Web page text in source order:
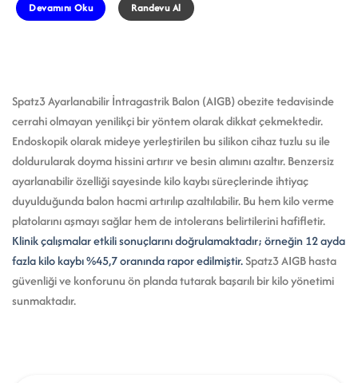
Devamını Oku Randevu Al
Spatz3 Ayarlanabilir İntragastrik Balon (AIGB) obezite tedavisinde
cerrahi olmayan yenilikçi bir yöntem olarak dikkat çekmektedir.
Endoskopik olarak mideye yerleştirilen bu silikon cihaz tuzlu su ile
doldurularak doyma hissini artırır ve besin alımını azaltır. Benzersiz
ayarlanabilir özelliği sayesinde kilo kaybı süreçlerinde ihtiyaç
duyulduğunda balon hacmi artırılıp azaltılabilir. Bu hem kilo verme
platolarını aşmayı sağlar hem de intolerans belirtilerini hafifletir.
Klinik çalışmalaretkili sonuçlarını doğrulamaktadır; örneğin 12 ayda
fazla kilo kaybı %45,7 oranında rapor edilmiştir.Spatz3 AIGB hasta
güvenliği ve konforunu ön planda tutarak başarılı bir kilo yönetimi
sunmaktadır.